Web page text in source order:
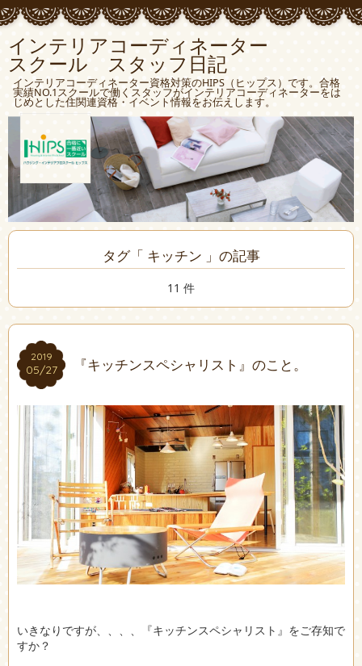
インテリアコーディネーター
スクール スタッフ日記
インテリアコーディネーター資格対策のHIPS（ヒップス）です。合格
実績NO.1スクールで働くスタッフがインテリアコーディネーターをは
じめとした住関連資格・イベント情報をお伝えします。
タグ「 キッチン 」の記事
11 件
2019
05/27
2019
05/27 『キッチンスペシャリスト』のこと。
いきなりですが、、、、『キッチンスペシャリスト』をご存知で
すか？